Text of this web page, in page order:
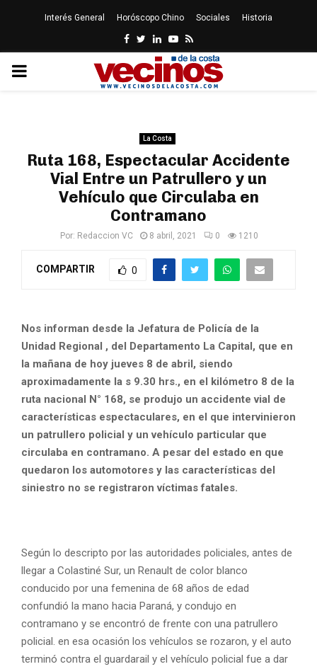
Interés General Horóscopo Chino Sociales Historia
Facebook
Twitter
LinkedinYoutube
Rss
PRIMARY
La Costa
Ruta 168, Espectacular Accidente
Vial Entre un Patrullero y un
Vehículo que Circulaba en
Contramano
Por: Redaccion VC 8 abril, 2021 0 1210
COMPARTIR 0
Nos informan desde la Jefatura de Policía de la
Unidad Regional , del Departamento La Capital, que en
la mañana de hoy jueves 8 de abril, siendo
aproximadamente la s 9.30 hrs., en el kilómetro 8 de la
ruta nacional N° 168, se produjo un accidente vial de
características espectaculares, en el que intervinieron
un patrullero policial y un vehículo particular que
circulaba en contramano. A pesar del estado en que
quedaron los automotores y las características del
siniestro no se registraron víctimas fatales.
Según lo descripto por las autoridades policiales, antes de
llegar a Colastiné Sur, un Renault de color blanco
conducido por una femenina de 68 años de edad
confundió la mano hacia Paraná, y condujo en
contramano y se encontró de frente con una patrullero
policial. en esa ocasión los vehículos se rozaron, y el auto
terminó contra el guardarail y el vehículo policial fue a dar